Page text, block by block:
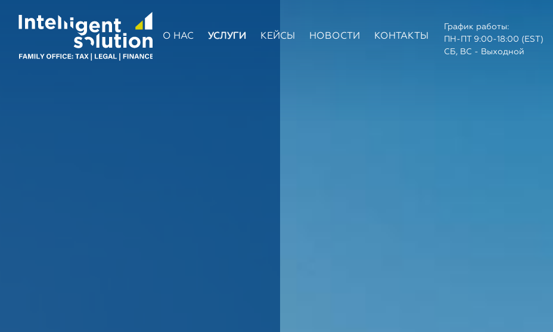
О НАС УСЛУГИ КЕЙСЫ НОВОСТИ КОНТАКТЫ
График работы:
ПН-ПТ 9:00-18:00 (EST)
СБ, ВС - Выходной